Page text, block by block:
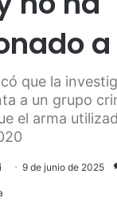
que la
a un grupo
el arma
Send9 de junio de 2025